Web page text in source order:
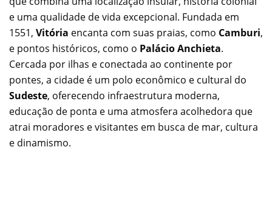
e uma qualidade de vida excepcional. Fundada em
1551, Vitória encanta com suas praias, como Camburi,
e pontos históricos, como o Palácio Anchieta.
Cercada por ilhas e conectada ao continente por
pontes, a cidade é um polo econômico e cultural do
Sudeste, oferecendo infraestrutura moderna,
educação de ponta e uma atmosfera acolhedora que
atrai moradores e visitantes em busca de mar, cultura
e dinamismo.